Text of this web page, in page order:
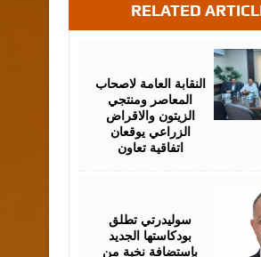
السلاح
RELATED
النقابة العامة لاصحاب
المعاصر ومنتجي
الزيتون والاقراض
الزراعي يوقعان
اتفاقية تعاون
2026
سوليدرتي تطلق
بودكاستها الجديد
بإستضافة نخبة من